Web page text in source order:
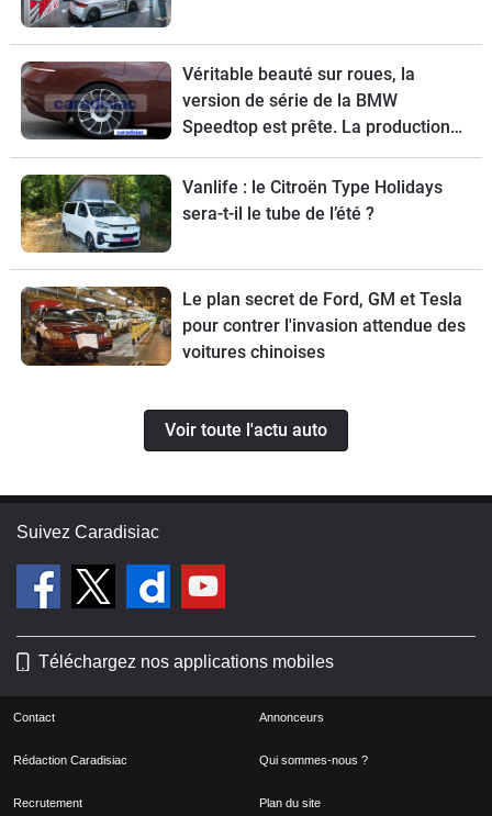
Véritable beauté sur roues, la
version de série de la BMW
Speedtop est prête. La production
de ce break de chasse sera limitée à
70 exemplaires.
Vanlife : le Citroën Type Holidays
sera-t-il le tube de l’été ?
Le plan secret de Ford, GM et Tesla
pour contrer l'invasion attendue des
voitures chinoises
Voir toute l'actu auto
Suivez Caradisiac
Téléchargez nos applications mobiles
Contact Annonceurs
Rédaction Caradisiac Qui sommes-nous ?
Recrutement Plan du site